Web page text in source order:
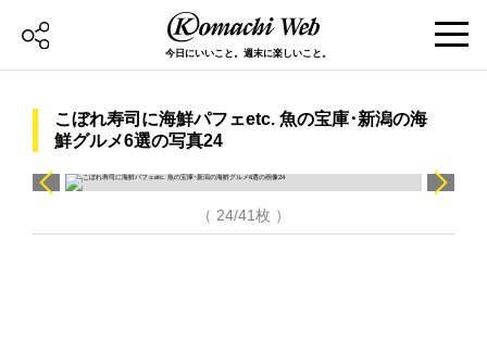
今日にいいこと。週末に楽しいこと。
こぼれ寿司に海鮮パフェetc. 魚の宝庫･新潟の海
鮮グルメ6選の写真24
（ 24/41枚 ）